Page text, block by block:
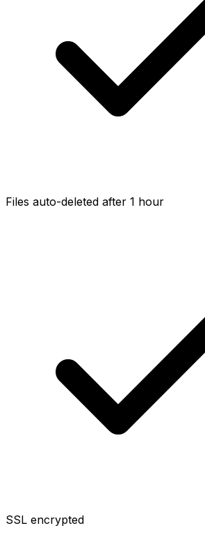
Files auto-deleted after 1 hour
SSL encrypted